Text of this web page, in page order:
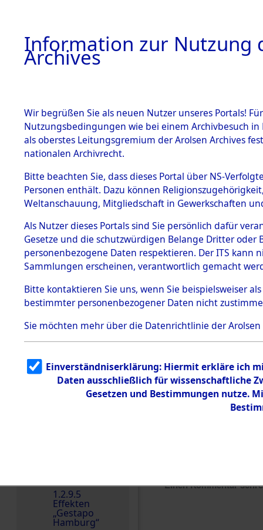
BESTÄNDE
1.
Inhaftierungsdoku
mente
1.2.9 Beim ITS
Effekten
1.2.9.1
Effekten aus
dem KZ
Dachau
1.2.9.2
Effekten aus
dem KZ
Bayerisches
1.2.9.3
Effekten aus
dem KZ
Neuengamm
1.2.9.5
Effekten
„Gestapo
Hamburg“
0003
Einen Kommentar
Information zur Nutzung
Archives
Wir begrüßen Sie als neuen Nutzer unseres Portals!
Nutzungsbedingungen wie bei einem Archivbesuch
als oberstes Leitungsgremium der Arolsen Archives
nationalen Archivrecht.
Bitte beachten Sie, dass dieses Portal über NS-
Personen enthält. Dazu können
Weltanschauung, Mitgliedschaft in Gewerkschaften
Als Nutzer dieses Portals sind Sie persönlich dafür
Gesetze und die schutzwürdigen Belange Dritter
personenbezogene Daten respektieren. Der ITS
Sammlungen erscheinen, verantwortlich gemacht
Bitte kontaktieren Sie uns, wenn Sie beispielsweiser
bestimmter personenbezogener Daten nicht
Sie möchten mehr über die Datenrichtlinie der Arolsen
Einverständniserklärung: Hiermit erkläre ich
Daten ausschließlich für wissenschaftliche
Gesetzen und Bestimmungen nutze.